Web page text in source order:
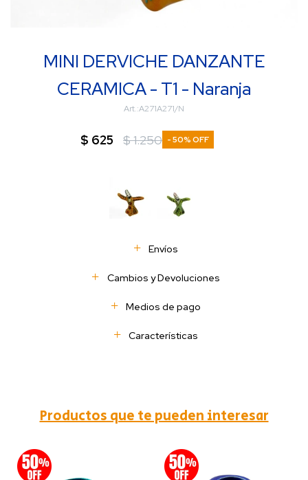
MINI DERVICHE DANZANTE
CERAMICA - T1 - Naranja
A271A271/N
$ 625 $1.250 50
Envíos
Cambios y Devoluciones
Medios de pago
Características
Productos que te pueden interesar